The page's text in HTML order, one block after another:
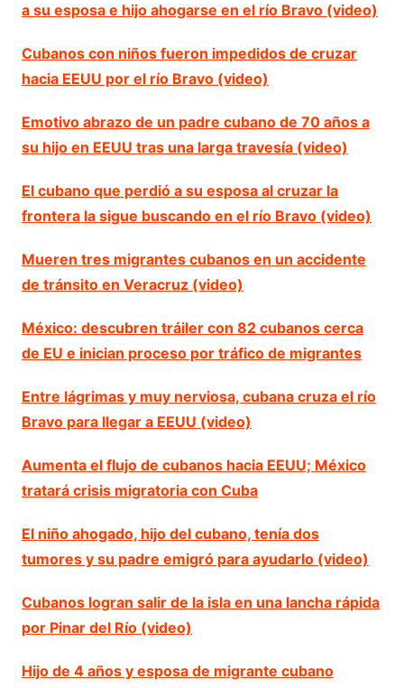
a su esposa e hijo ahogarse en el río Bravo (video)
Cubanos con niños fueron impedidos de cruzar
hacia EEUU por el río Bravo (video)
Emotivo abrazo de un padre cubano de 70 años a
su hijo en EEUU tras una larga travesía (video)
El cubano que perdió a su esposa al cruzar la
frontera la sigue buscando en el río Bravo (video)
Mueren tres migrantes cubanos en un accidente
de tránsito en Veracruz (video)
México: descubren tráiler con 82 cubanos cerca
de EU e inician proceso por tráfico de migrantes
Entre lágrimas y muy nerviosa, cubana cruza el río
Bravo para llegar a EEUU (video)
Aumenta el flujo de cubanos hacia EEUU; México
tratará crisis migratoria con Cuba
El niño ahogado, hijo del cubano, tenía dos
tumores y su padre emigró para ayudarlo (video)
Cubanos logran salir de la isla en una lancha rápida
por Pinar del Río (video)
Hijo de 4 años y esposa de migrante cubano